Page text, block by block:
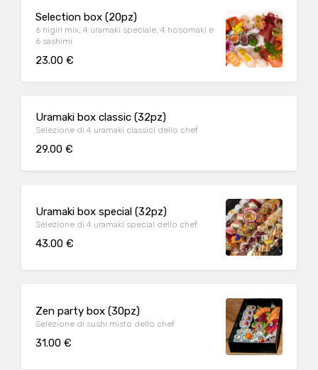
Selection box (20pz)
6 nigiri mix, 4 uramaki speciale, 4 hosomaki e
6 sashimi
23.00 €
Uramaki box classic (32pz)
Selezione di 4 uramaki classici dello chef
29.00 €
Uramaki box special (32pz)
Selezione di 4 uramaki special dello chef
43.00 €
Zen party box (30pz)
Selezione di sushi misto dello chef
31.00 €